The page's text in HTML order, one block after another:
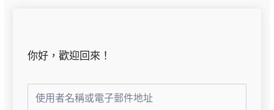
你好，歡迎回來！